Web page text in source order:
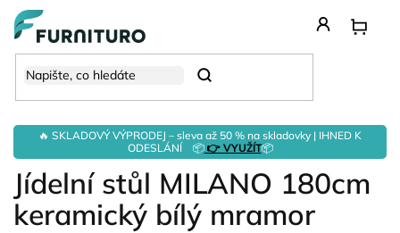
Přejít
obsah
🔥 SKLADOVÝ VÝPRODEJ – sleva až 50 % na skladovky | IHNED K
ODESLÁNÍ 📦👉 VYUŽÍT📦
Hledat
Jídelní stůl MILANO 180cm
keramický bílý mramor